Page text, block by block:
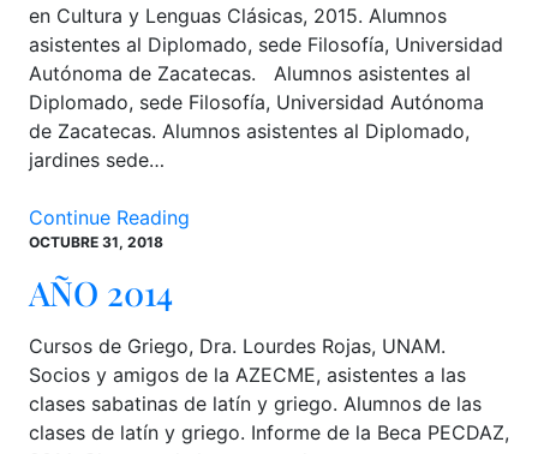
en Cultura y Lenguas Clásicas, 2015. Alumnos
asistentes al Diplomado, sede Filosofía, Universidad
Autónoma de Zacatecas. Alumnos asistentes al
Diplomado, sede Filosofía, Universidad Autónoma
de Zacatecas. Alumnos asistentes al Diplomado,
jardines sede…
Continue Reading
OCTUBRE 31, 2018
AÑO 2014
Cursos de Griego, Dra. Lourdes Rojas, UNAM.
Socios y amigos de la AZECME, asistentes a las
clases sabatinas de latín y griego. Alumnos de las
clases de latín y griego. Informe de la Beca PECDAZ,